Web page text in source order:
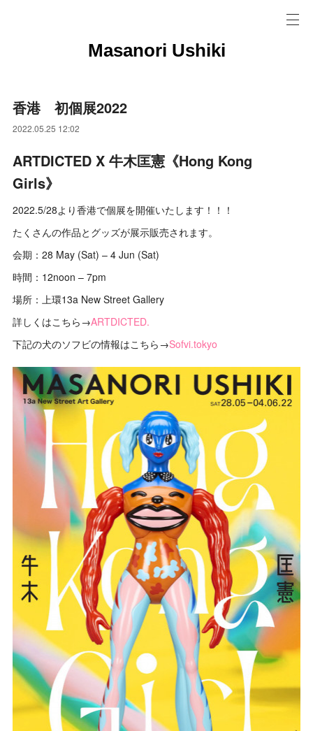
Masanori Ushiki
香港 初個展2022
2022.05.25 12:02
ARTDICTED X 牛木匡憲《Hong Kong
Girls》
2022.5/28より香港で個展を開催いたします！！！
たくさんの作品とグッズが展示販売されます。
会期：28 May (Sat) – 4 Jun (Sat)
時間：12noon – 7pm
場所：上環13a New Street Gallery
詳しくはこちら→ARTDICTED.
下記の犬のソフビの情報はこちら→Sofvi.tokyo